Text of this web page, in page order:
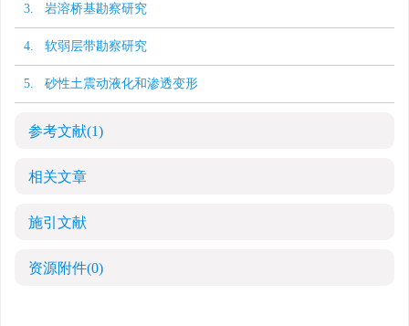
3. 岩溶桥基勘察研究
4. 软弱层带勘察研究
5. 砂性土震动液化和渗透变形
参考文献(1)
相关文章
施引文献
资源附件(0)